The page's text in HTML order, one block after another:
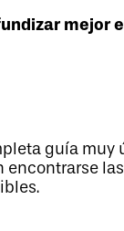
mejor
guía
encontrarse